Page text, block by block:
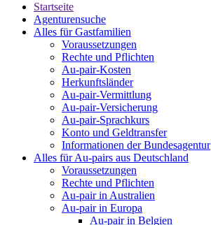
Startseite
Agenturensuche
Alles für Gastfamilien
Voraussetzungen
Rechte und Pflichten
Au-pair-Kosten
Herkunftsländer
Au-pair-Vermittlung
Au-pair-Versicherung
Au-pair-Sprachkurs
Konto und Geldtransfer
Informationen der Bundesagentur
Alles für Au-pairs aus Deutschland
Voraussetzungen
Rechte und Pflichten
Au-pair in Australien
Au-pair in Europa
Au-pair in Belgien